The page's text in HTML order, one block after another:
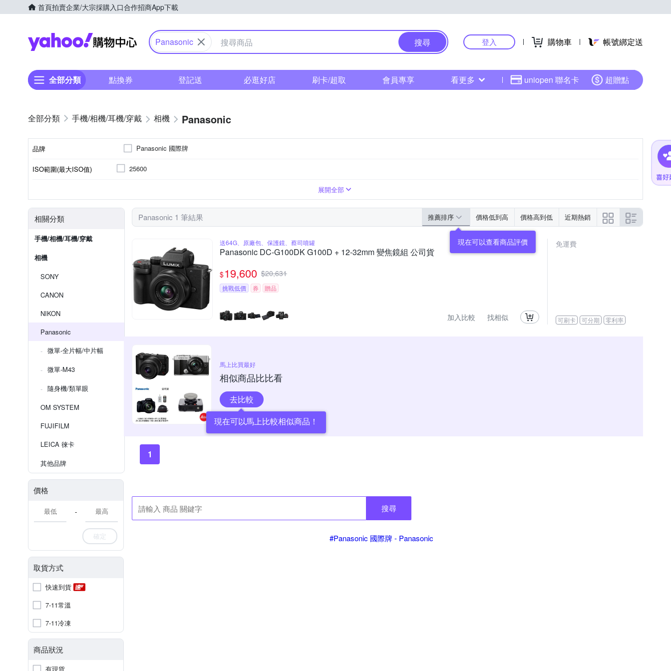
首頁拍賣企業/大宗採購入口合作招商App下載
Yahoo購物中心
Panasonic 搜尋 登入 購物車 帳號綁定送
全部分類 點換券 登記送 必逛好店 刷卡/超取 會員專享 看更多 uniopen 聯名卡 超贈點
手機/相機/耳機/穿戴 相機 Panasonic
品牌
品牌名稱
Panasonic 國際牌
ISO範圍(最大ISO值) 25600
展開全部
相關分類
手機/相機/耳機/穿戴
相機
SONY
CANON
NIKON
Panasonic
微單-全片幅/中片幅
微單-M43
隨身機/類單眼
OM SYSTEM
FUJIFILM
LEICA 徠卡
其他品牌
價格
-
確定
取貨方式
快速到貨
7-11常溫
7-11冷凍
商品狀況
有現貨
Panasonic 1 筆結果 推薦排序 價格低到高 價格高到低 近期熱銷
現在可以查看商品評價
送64G、原廠包、保護鏡、蔡司噴罐
Panasonic DC-G100DK G100D + 12-32mm 變焦鏡組 公司貨
$19,600 $20,631
挑戰低價 券 贈品
加入比較 找相似
免運費
可刷卡 可分期 零利率
馬上比買最好
相似商品比比看
去比較
現在可以馬上比較相似商品！
1
搜尋
#Panasonic 國際牌 - Panasonic